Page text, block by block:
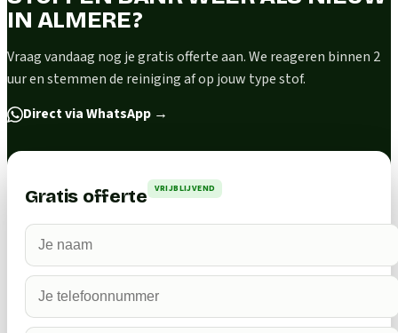
IN ALMERE?
Vraag vandaag nog je gratis offerte aan. We reageren binnen 2
uur en stemmen de reiniging af op jouw type stof.
Direct via WhatsApp →
Gratis offerte VRIJBLIJVEND